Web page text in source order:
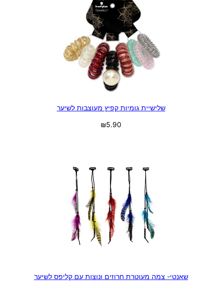
שלישיית גומיות קפיץ מעוצבות לשיער
₪5.90
שאנטי- צמה מעוטרת חרוזים ונוצות עם קליפס לשיער